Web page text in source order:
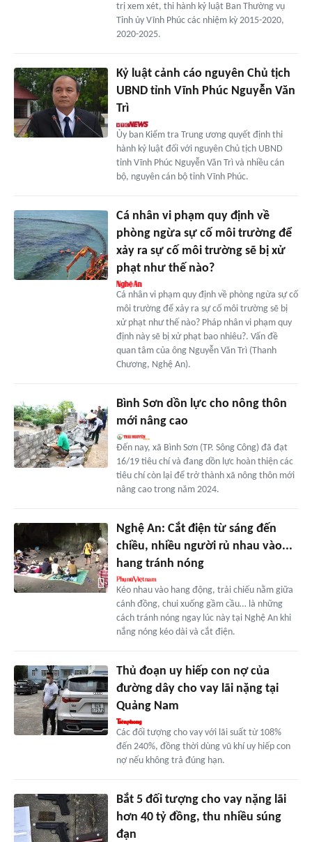
trị xem xét, thi hành kỷ luật Ban Thường vụ
Tỉnh ủy Vĩnh Phúc các nhiệm kỳ 2015-2020,
2020-2025.
Kỷ luật cảnh cáo nguyên Chủ tịch
UBND tỉnh Vĩnh Phúc Nguyễn Văn
Trì
Ủy ban Kiểm tra Trung ương quyết định thi
hành kỷ luật đối với nguyên Chủ tịch UBND
tỉnh Vĩnh Phúc Nguyễn Văn Trì và nhiều cán
bộ, nguyên cán bộ tỉnh Vĩnh Phúc.
Cá nhân vi phạm quy định về
phòng ngừa sự cố môi trường để
xảy ra sự cố môi trường sẽ bị xử
phạt như thế nào?
Cá nhân vi phạm quy định về phòng ngừa sự cố
môi trường để xảy ra sự cố môi trường sẽ bị
xử phạt như thế nào? Pháp nhân vi phạm quy
định này sẽ bị xử phạt bao nhiêu?. Vấn đề
quan tâm của ông Nguyễn Văn Trì (Thanh
Chương, Nghệ An).
Bình Sơn dồn lực cho nông thôn
mới nâng cao
Đến nay, xã Bình Sơn (TP. Sông Công) đã đạt
16/19 tiêu chí và đang dồn lực hoàn thiện các
tiêu chí còn lại để trở thành xã nông thôn mới
nâng cao trong năm 2024.
Nghệ An: Cắt điện từ sáng đến
chiều, nhiều người rủ nhau vào...
hang tránh nóng
Kéo nhau vào hang động, trải chiếu nằm giữa
cánh đồng, chui xuống gầm cầu… là những
cách tránh nóng ngay lúc này tại Nghệ An khi
nắng nóng kéo dài và cắt điện.
Thủ đoạn uy hiếp con nợ của
đường dây cho vay lãi nặng tại
Quảng Nam
Các đối tượng cho vay với lãi suất từ 108%
đến 240%, đồng thời dùng vũ khí uy hiếp con
nợ nếu không trả đúng hạn.
Bắt 5 đối tượng cho vay nặng lãi
hơn 40 tỷ đồng, thu nhiều súng
đạn